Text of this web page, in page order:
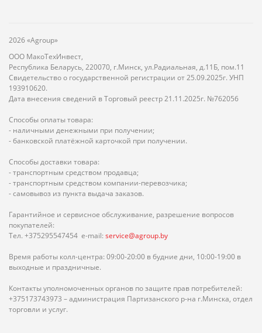
2026 «Agroup»
ООО МакоТехИнвест,
Республика Беларусь, 220070, г.Минск, ул.Радиальная, д.11Б, пом.11
Свидетельство о государственной регистрации от 25.09.2025г. УНП
193910620.
Дата внесения сведений в Торговый реестр 21.11.2025г. №762056
Способы оплаты товара:
- наличными денежными при получении;
- банковской платёжной карточкой при получении.
Способы доставки товара:
- транспортным средством продавца;
- транспортным средством компании-перевозчика;
- самовывоз из пункта выдача заказов.
Гарантийное и сервисное обслуживание, разрешение вопросов
покупателей:
Тел. +375295547454 e-mail: service@agroup.by
Время работы колл-центра: 09:00-20:00 в будние дни, 10:00-19:00 в
выходные и праздничные.
Контакты уполномоченных органов по защите прав потребителей:
+375173743973 – администрация Партизанского р-на г.Минска, отдел
торговли и услуг.